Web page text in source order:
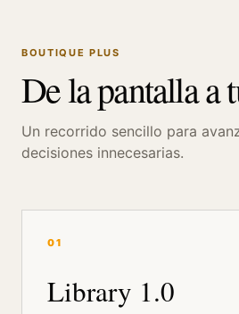
BOUTIQUE PLUS
De la pantalla a
Un recorrido sencillo para
decisiones innecesarias.
01
Library 1.0